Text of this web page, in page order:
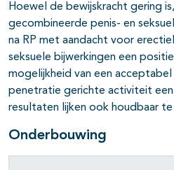
Hoewel de bewijskracht gering
gecombineerde penis- en
na RP met aandacht voor
seksuele bijwerkingen een
mogelijkheid van een acceptabel
penetratie gerichte activiteit
resultaten lijken ook houdbaar
Onderbouwing